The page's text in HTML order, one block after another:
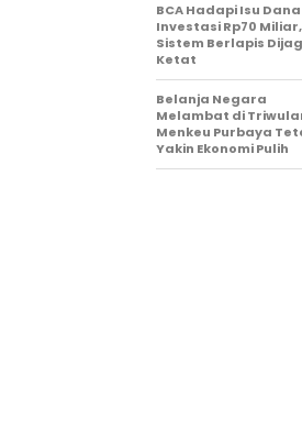
BCA Hadapi Isu Dana
Investasi Rp70 Miliar,
Sistem Berlapis
Ketat
Belanja Negara
Melambat di
Menkeu Purbaya
Yakin Ekonomi Pulih